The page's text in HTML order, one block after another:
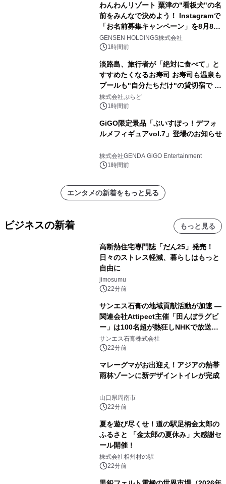
わんわんリゾート 粟津の"看板犬"の名
前をみんなで決めよう！ Instagramで
「お名前募集キャンペーン」を8月8日
(土)より開催
GENSEN HOLDINGS株式会社
1時間前
淡路島、旅行者が「絶対に食べて」と
すすめたくなるお寿司 お寿司も温泉も
プールも"自分たちだけ"の貸切宿で 1
日1組限定「岩屋温泉 絵島別庭 海と
森」の握り寿司プラン
株式会社ぷらど
1時間前
GiGO限定景品「ぶいすぽっ！デフォ
ルメフィギュアvol.7」登場のお知らせ
株式会社GENDA GiGO Entertainment
1時間前
エンタメの新着をもっと見る
ビジネスの新着 もっと見る
高断熱住宅専門誌「だん25」発売！
日々のストレス軽減、暮らしはもっと
自由に
jimosumu
22分前
サンエス石膏の地域貢献活動が加速 ―
関連会社Attipect主催「田んぼラグビ
ー」は100名超が熱狂しNHKで放送さ
れました。
サンエス石膏株式会社
22分前
マレーグマがお出迎え！アジアの熱帯
雨林ゾーンに新デザイントイレが完成
山口県周南市
22分前
夏を遊び尽くせ！道の駅足柄金太郎の
ふるさと 「金太郎の夏休み」大感謝セ
ール開催！
株式会社相州村の駅
22分前